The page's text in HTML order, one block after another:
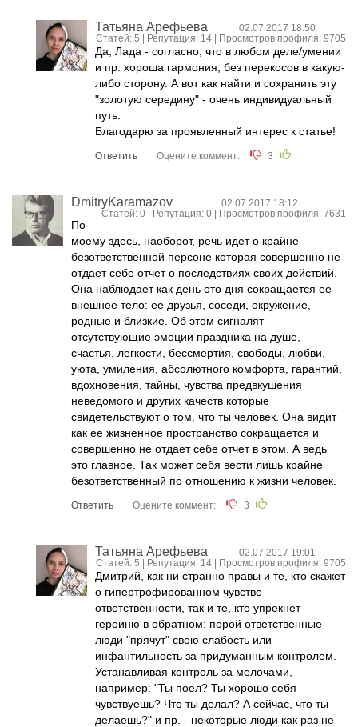
Татьяна Арефьева
02.07.2017 18:50
Статей: 5 | Репутация: 14 | Просмотров профиля: 9705
Да, Лада - согласно, что в любом деле/умении
и пр. хороша гармония, без перекосов в какую-
либо сторону. А вот как найти и сохранить эту
"золотую середину" - очень индивидуальный
путь.
Благодарю за проявленный интерес к статье!
Ответить Оцените коммент: 3
DmitryKaramazov
02.07.2017 18:12
Статей: 0 | Репутация: 0 | Просмотров профиля: 7631
По-
моему здесь, наоборот, речь идет о крайне
безответственной персоне которая совершенно не
отдает себе отчет о последствиях своих действий.
Она наблюдает как день ото дня сокращается ее
внешнее тело: ее друзья, соседи, окружение,
родные и близкие. Об этом сигналят
отсутствующие эмоции праздника на душе,
счастья, легкости, бессмертия, свободы, любви,
уюта, умиления, абсолютного комфорта, гарантий,
вдохновения, тайны, чувства предвкушения
неведомого и других качеств которые
свидетельствуют о том, что ты человек. Она видит
как ее жизненное пространство сокращается и
совершенно не отдает себе отчет в этом. А ведь
это главное. Так может себя вести лишь крайне
безответственный по отношению к жизни человек.
Ответить Оцените коммент: 3
Татьяна Арефьева
02.07.2017 19:01
Статей: 5 | Репутация: 14 | Просмотров профиля: 9705
Дмитрий, как ни странно правы и те, кто скажет
о гипертрофированном чувстве
ответственности, так и те, кто упрекнет
героиню в обратном: порой ответственные
люди "прячут" свою слабость или
инфантильность за придуманным контролем.
Устанавливая контроль за мелочами,
например: "Ты поел? Ты хорошо себя
чувствуешь? Что ты делал? А сейчас, что ты
делаешь?" и пр. - некоторые люди как раз не